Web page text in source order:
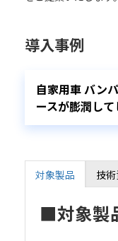
導入事例
自家用車 バン
ースが膨潤して
採用製品：
ッ素【E-
流体：溶剤
対象製品 技
■対象製